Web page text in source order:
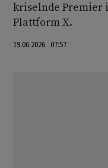
kriselnde Premier
Plattform X.
19.06.2026 07:57